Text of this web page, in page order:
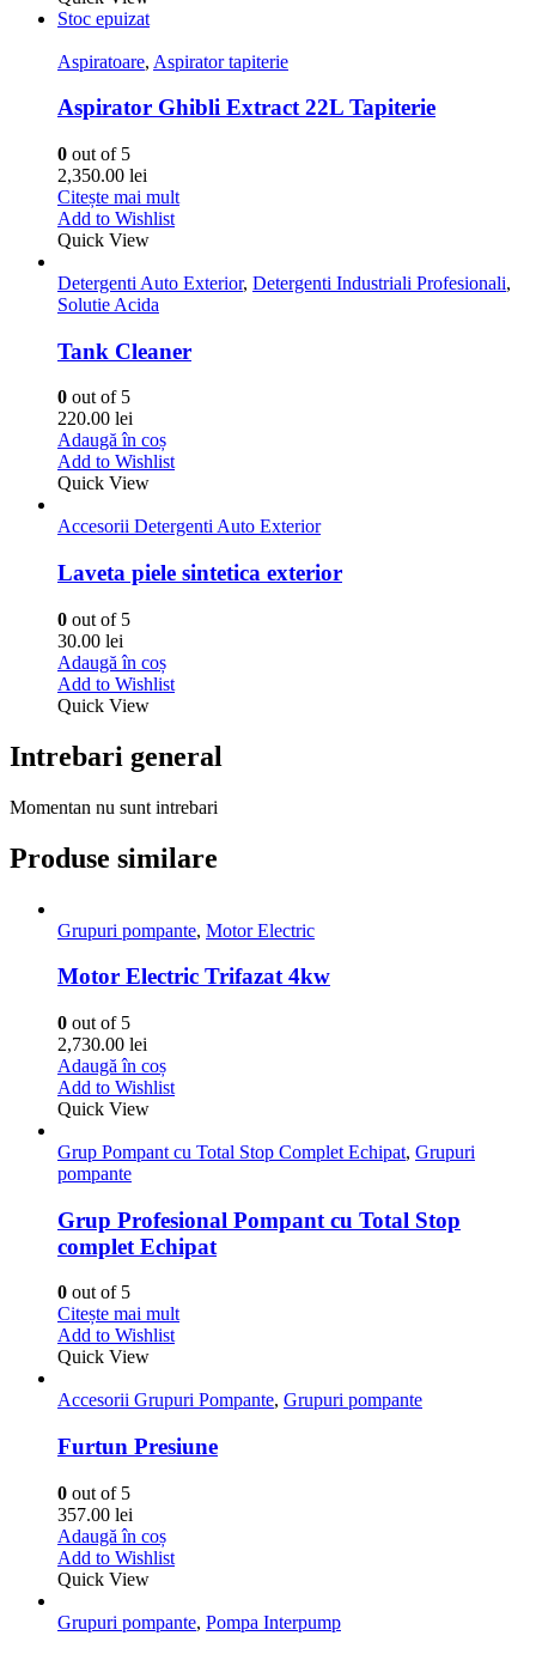
Stoc epuizat
Aspiratoare, Aspirator tapiterie
Aspirator Ghibli Extract 22L Tapiterie
0 out of 5
2,350.00 lei
Citește mai mult
Add to Wishlist
Quick View
Detergenti Auto Exterior, Detergenti Industriali Profesionali,
Solutie Acida
Tank Cleaner
0 out of 5
220.00 lei
Adaugă în coș
Add to Wishlist
Quick View
Accesorii Detergenti Auto Exterior
Laveta piele sintetica exterior
0 out of 5
30.00 lei
Adaugă în coș
Add to Wishlist
Quick View
Intrebari general
Momentan nu sunt intrebari
Produse similare
Grupuri pompante, Motor Electric
Motor Electric Trifazat 4kw
0 out of 5
2,730.00 lei
Adaugă în coș
Add to Wishlist
Quick View
Grup Pompant cu Total Stop Complet Echipat, Grupuri
pompante
Grup Profesional Pompant cu Total Stop
complet Echipat
0 out of 5
Citește mai mult
Add to Wishlist
Quick View
Accesorii Grupuri Pompante, Grupuri pompante
Furtun Presiune
0 out of 5
357.00 lei
Adaugă în coș
Add to Wishlist
Quick View
Grupuri pompante, Pompa Interpump